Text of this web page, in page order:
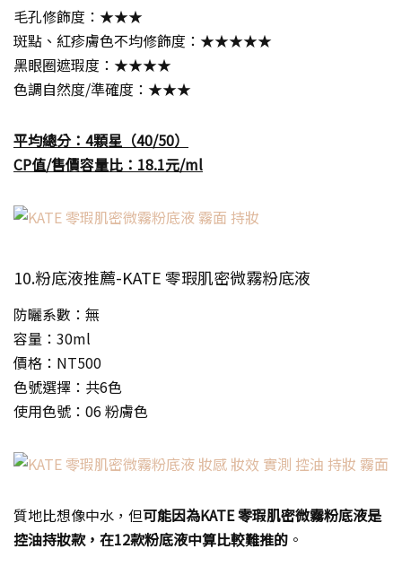
毛孔修飾度：★★★
斑點、紅疹膚色不均修飾度：★★★★★
黑眼圈遮瑕度：★★★★
色調自然度/準確度：★★★
平均總分：4顆星（40/50）
CP值/售價容量比：18.1元/ml
10.粉底液推薦-KATE 零瑕肌密微霧粉底液
防曬系數：無
容量：30ml
價格：NT500
色號選擇：共6色
使用色號：06 粉膚色
質地比想像中水，但可能因為KATE 零瑕肌密微霧粉底液是
控油持妝款，在12款粉底液中算比較難推的 。